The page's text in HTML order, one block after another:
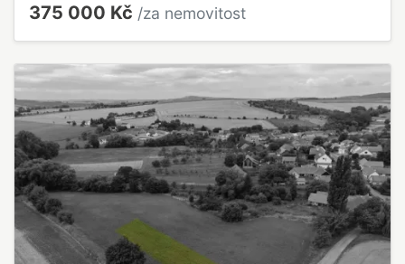
375 000 Kč /za nemovitost